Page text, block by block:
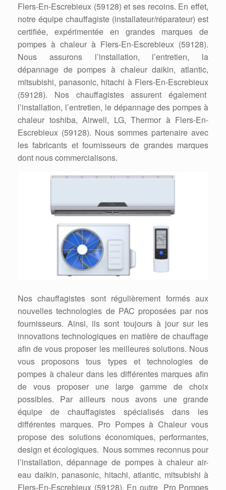
Flers-En-Escrebieux (59128) et ses recoins. En effet,
notre équipe chauffagiste (installateur/réparateur) est
certifiée, expérimentée en grandes marques de
pompes à chaleur à Flers-En-Escrebieux (59128).
Nous assurons l’installation, l’entretien, la
dépannage de pompes à chaleur daikin, atlantic,
mitsubishi, panasonic, hitachi à Flers-En-Escrebieux
(59128). Nos chauffagistes assurent également
l’installation, l’entretien, le dépannage des pompes à
chaleur toshiba, Airwell, LG, Thermor à Flers-En-
Escrebieux (59128). Nous sommes partenaire avec
les fabricants et fournisseurs de grandes marques
dont nous commercialisons.
Nos chauffagistes sont régulièrement formés aux
nouvelles technologies de PAC proposées par nos
fournisseurs. Ainsi, ils sont toujours à jour sur les
innovations technologiques en matière de chauffage
afin de vous proposer les meilleures solutions. Nous
vous proposons tous types et technologies de
pompes à chaleur dans les différentes marques afin
de vous proposer une large gamme de choix
possibles. Par ailleurs nous avons une grande
équipe de chauffagistes spécialisés dans les
différentes marques. Pro Pompes à Chaleur vous
propose des solutions économiques, performantes,
design et écologiques. Nous sommes reconnus pour
l’installation, dépannage de pompes à chaleur air-
eau daikin, panasonic, hitachi, atlantic, mitsubishi à
Flers-En-Escrebieux (59128). En outre Pro Pompes